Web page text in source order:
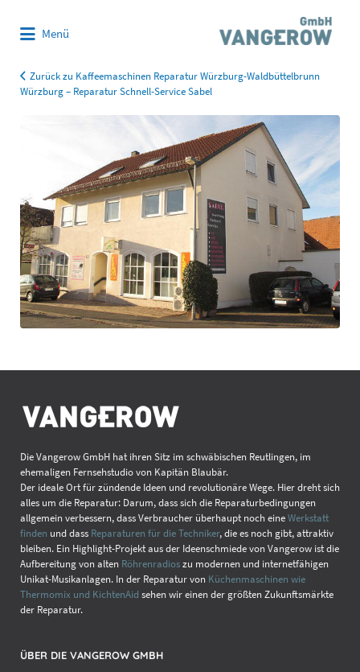
Menü
Zurück zu Kaffeemaschinen Reparatur Würzburg-Waldbüttelbrunn
Würzburg – Reparatur Schnell-Service Sabel
Die Vangerow GmbH hat ihren Sitz im schwäbischen Reutlingen, im
ehemaligen Fernsehstudio von Kapitän Blaubär.
Der ideale Ort für zündende Ideen und revolutionäre Wege. Hier dreht sich
alles um die Reparatur: Darum, dass sich die Reparaturbedingungen
allgemein verbessern, dass Verbraucher überhaupt noch eineWerkstatt
finden und dass Reparaturen für die Techniker, die es noch gibt, attraktiv
bleiben. Ein Highlight-Projekt aus der Ideenschmiede von Vangerow ist die
Aufbereitung von alten Röhrenradioszu modernen und internetfähigen
Unikat-Musikanlagen. In der Reparatur von Küchenmaschinen wie
Thermomix und KichtenAid sehen wir einen der größten Zukunftsmärkte
der Reparatur.
ÜBER DIE VANGEROW GMBH